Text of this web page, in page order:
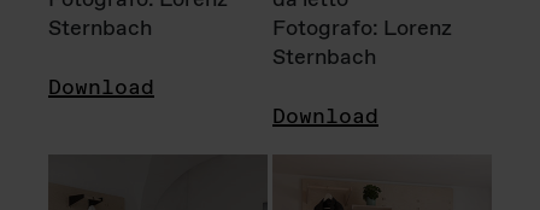
Sternbach
Download
Fotografo: Lorenz
Sternbach
Download